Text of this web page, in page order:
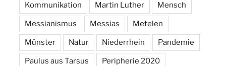
Kommunikation Martin Luther Mensch
Messianismus Messias Metelen
Münster Natur Niederrhein Pandemie
Paulus aus Tarsus Peripherie 2020